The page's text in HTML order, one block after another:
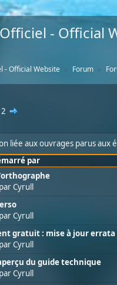
Officiel - Official
- Official Website Forum
2
liée aux ouvrages parus aux
par
Cyrull
Cyrull
gratuit : mise à jour errata
Cyrull
du guide technique
Cyrull